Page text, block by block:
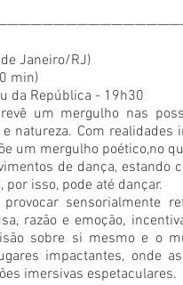
Janeiro/RJ)
min)
da República - 19h30
um mergulho nas
e natureza. Com
um mergulho poético,no
de dança, estando
por isso, pode até dançar.
sensorialmente
razão e emoção,
sobre si mesmo e o
impactantes, onde
imersivas espetaculares.